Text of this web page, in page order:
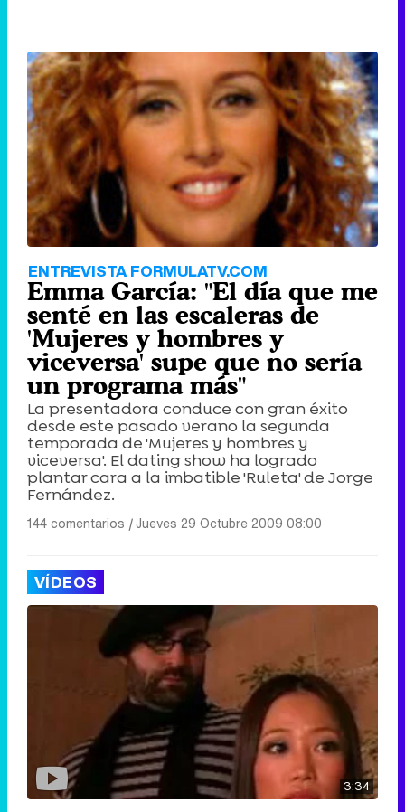
ENTREVISTA FORMULATV.COM
Emma García: "El día que me
senté en las escaleras de
'Mujeres y hombres y
viceversa' supe que no sería
un programa más"
La presentadora conduce con gran éxito
desde este pasado verano la segunda
temporada de 'Mujeres y hombres y
viceversa'. El dating show ha logrado
plantar cara a la imbatible 'Ruleta' de Jorge
Fernández.
144 comentarios |Jueves 29 Octubre 2009 08:00
VÍDEOS
3:34